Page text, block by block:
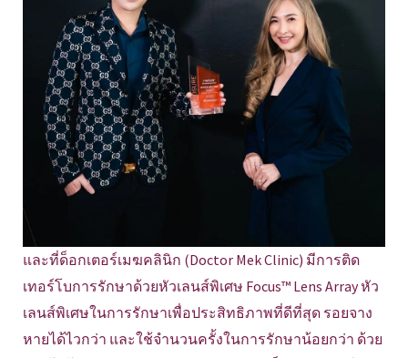
และที่ด็อกเตอร์เมฆคลินิก (Doctor Mek Clinic) มีการติด
เทอร์โบการรักษาด้วยหัวเลนส์พิเศษ Focus™ Lens Array หัว
เลนส์พิเศษในการรักษาเพื่อประสิทธิภาพที่ดีที่สุด รอยจาง
หายได้ไวกว่า และใช้จำนวนครั้งในการรักษาน้อยกว่า ด้วย